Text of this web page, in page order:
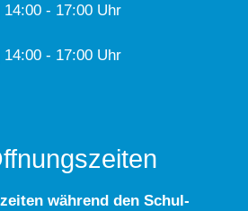
- 17:00 Uhr
- 17:00 Uhr
während den Schul-